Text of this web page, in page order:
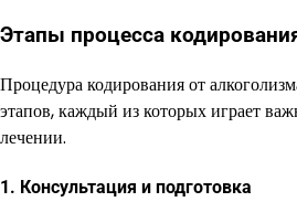
Этапы процесса
Процедура кодирования от
этапов, каждый из которых играет
лечении.
1. Консультация и подготовка